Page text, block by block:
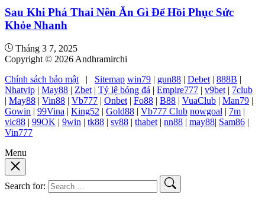
Sau Khi Phá Thai Nên Ăn Gì Để Hồi Phục Sức
Khỏe Nhanh
Tháng 3 7, 2025
Copyright © 2026 Andhramirchi
Chính sách bảo mật
| Sitemap win79 | gun88 | Debet | 888B |
Nhatvip | May88 | Zbet | Tỷ lệ bóng đá | Empire777 | v9bet | 7club
| May88 | Vin88 | Vb777 | Onbet | Fo88 | B88 | VuaClub | Man79 |
Gowin | 99Vina | King52 | Gold88 | Vb777 Club nowgoal | 7m |
vic88 | 99OK | 9win | tk88 | sv88 | thabet | nn88 | may88| Sam86 |
Vin777
Menu
Search for: